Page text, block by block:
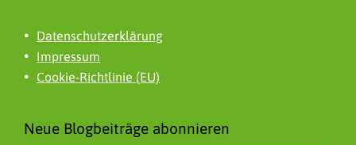
Datenschutzerklärung
Impressum
Cookie-Richtlinie (EU)
Neue Blogbeiträge abonnieren